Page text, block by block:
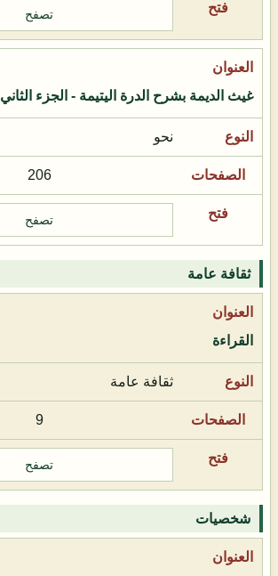
تصفح
غيث الديمة بشرح الدرة اليتيمة - الجزء الثاني
نحو
206
تصفح
ثقافة عامة
القراءة
ثقافة عامة
9
تصفح
شخصيات